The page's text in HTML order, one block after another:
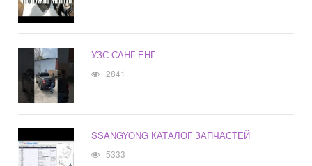
УЗС САНГ ЕНГ
2841
SSANGYONG КАТАЛОГ ЗАПЧАСТЕЙ
5333